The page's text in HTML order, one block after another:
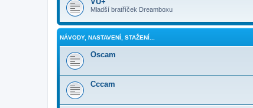
Mladší bratříček Dreamboxu
NÁVODY, NASTAVENÍ, STAŽENÍ...
Oscam
Cccam